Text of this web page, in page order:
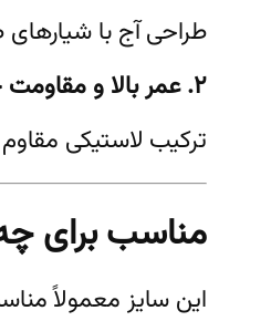
طراحی آج با
۲. عمر بالا و مقاومت خوب در برابر سایش
ترکیب لاستیکی
مناسب برای
این سایز معمولاً